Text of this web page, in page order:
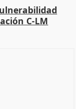
C-LM